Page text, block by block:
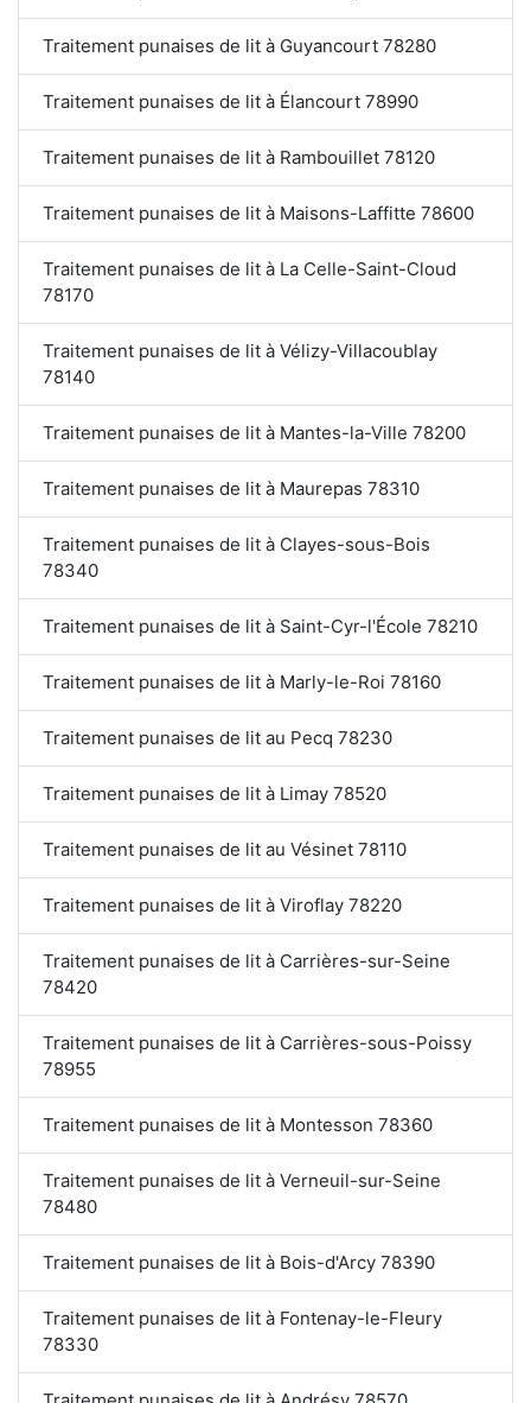
Traitement punaises de lit à Guyancourt 78280
Traitement punaises de lit à Élancourt 78990
Traitement punaises de lit à Rambouillet 78120
Traitement punaises de lit à Maisons-Laffitte 78600
Traitement punaises de lit à La Celle-Saint-Cloud
78170
Traitement punaises de lit à Vélizy-Villacoublay
78140
Traitement punaises de lit à Mantes-la-Ville 78200
Traitement punaises de lit à Maurepas 78310
Traitement punaises de lit à Clayes-sous-Bois
78340
Traitement punaises de lit à Saint-Cyr-l'École 78210
Traitement punaises de lit à Marly-le-Roi 78160
Traitement punaises de lit au Pecq 78230
Traitement punaises de lit à Limay 78520
Traitement punaises de lit au Vésinet 78110
Traitement punaises de lit à Viroflay 78220
Traitement punaises de lit à Carrières-sur-Seine
78420
Traitement punaises de lit à Carrières-sous-Poissy
78955
Traitement punaises de lit à Montesson 78360
Traitement punaises de lit à Verneuil-sur-Seine
78480
Traitement punaises de lit à Bois-d'Arcy 78390
Traitement punaises de lit à Fontenay-le-Fleury
78330